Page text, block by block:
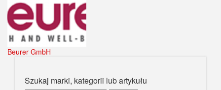
Beurer GmbH
Szukaj marki, kategorii lub artykułu